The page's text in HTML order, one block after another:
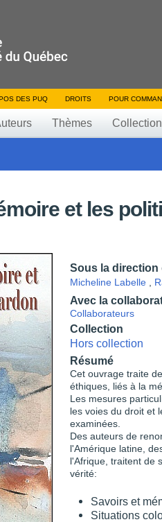
DES PUQ DROITS POUR
Thèmes
et les
Sous la direction
Micheline Labelle
Avec la
Collaborateurs
Collection
Hors collection
Résumé
Cet ouvrage traite
éthiques, liés à la
Les mesures
les voies du droit et
examinées.
Des auteurs de
l'Amérique latine,
l'Afrique, traitent de
vérité:
Savoirs et
Situations